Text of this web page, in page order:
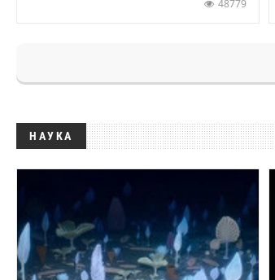
48779
НАУКА